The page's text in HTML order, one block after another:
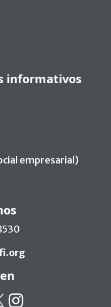
informativos
empresarial)
Instagram